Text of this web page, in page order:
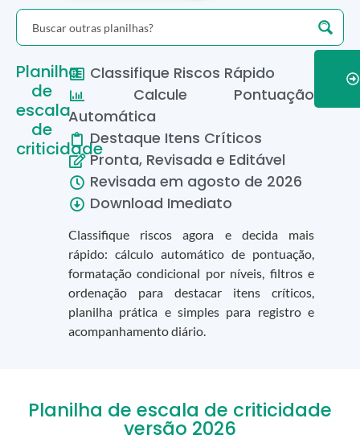
Planilha
de
escala
de
criticidade
Classifique Riscos Rápido
Calcule Pontuação
Automática
Destaque Itens Críticos
Pronta, Revisada e Editável
Revisada em agosto de 2026
Download Imediato
Classifique riscos agora e decida mais
rápido: cálculo automático de pontuação,
formatação condicional por níveis, filtros e
ordenação para destacar itens críticos,
planilha prática e simples para registro e
acompanhamento diário.
Planilha de escala de criticidade
versão 2026